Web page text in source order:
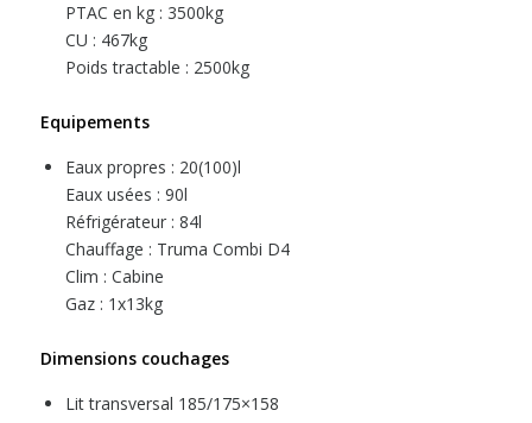
PTAC en kg : 3500kg
CU : 467kg
Poids tractable : 2500kg
Equipements
Eaux propres : 20(100)l
Eaux usées : 90l
Réfrigérateur : 84l
Chauffage : Truma Combi D4
Clim : Cabine
Gaz : 1x13kg
Dimensions couchages
Lit transversal 185/175×158